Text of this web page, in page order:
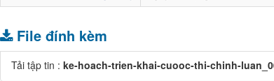
File đính kèm
Tải tập tin :ke-hoach-trien-khai-cuooc-thi-chinh-